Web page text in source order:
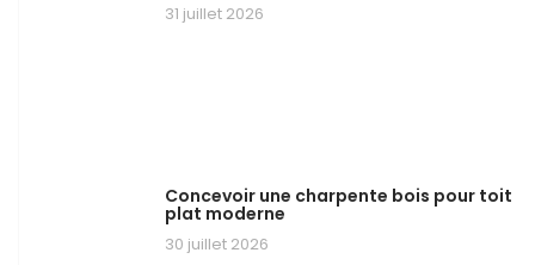
31 juillet 2026
Concevoir une charpente bois pour toit
plat moderne
30 juillet 2026